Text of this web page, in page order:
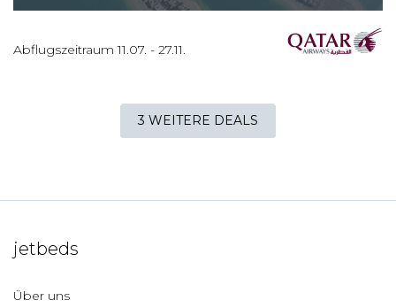
Abflugszeitraum11.07. - 27.11.
3 WEITERE DEALS
jetbeds
Über uns